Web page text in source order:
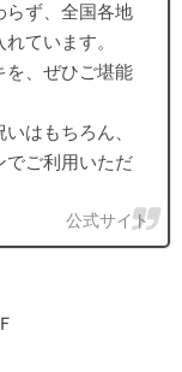
らず、全国各地
ています。
を、ぜひご堪能
はもちろん、
でご利用いただ
公式サイト